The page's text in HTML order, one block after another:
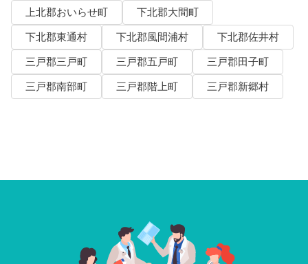
上北郡おいらせ町
下北郡大間町
下北郡東通村
下北郡風間浦村
下北郡佐井村
三戸郡三戸町
三戸郡五戸町
三戸郡田子町
三戸郡南部町
三戸郡階上町 三戸郡新郷村